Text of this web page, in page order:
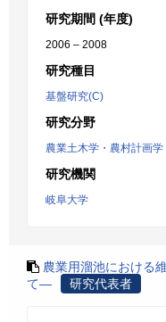
研究期間 (年度)
2006 – 2008
研究種目
基盤研究(C)
研究分野
農業土木学・農村計画学
研究機関
岐阜大学
農業用溜池における
て―
研究代表者